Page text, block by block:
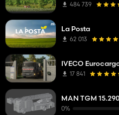
484 739
La Posta
62 013
IVECO
17 841
MAN TGM
0%